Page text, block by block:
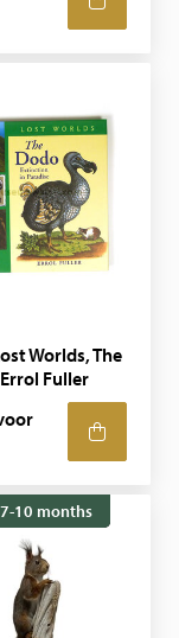
Worlds, The
Fuller
10 months